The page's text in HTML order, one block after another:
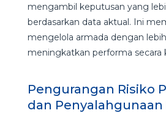
mengambil keputusan yang
berdasarkan data aktual. Ini
mengelola armada dengan
meningkatkan performa secara
Pengurangan Risiko
dan Penyalahgunaan